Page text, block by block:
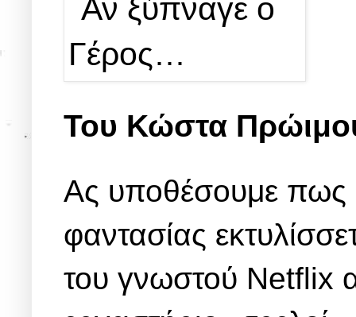
Του Κώστα
Ας υποθέσουμε πως
φαντασίας
του γνωστού Netflix